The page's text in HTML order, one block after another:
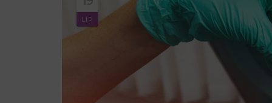
LIP